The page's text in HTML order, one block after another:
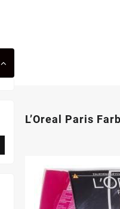
L’Oreal Paris